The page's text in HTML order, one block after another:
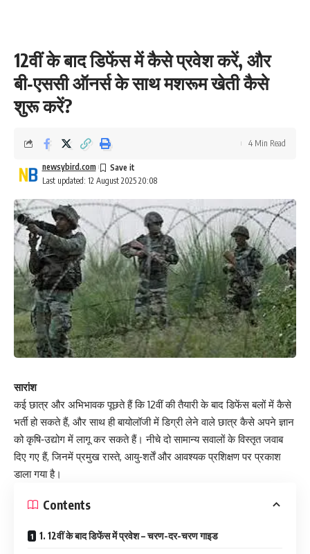
12वीं के बाद डिफेंस में कैसे प्रवेश करें, और
बी‑एससी ऑनर्स के साथ मशरूम खेती कैसे
शुरू करें?
Last updated: 12 August 2025 20:08
newsybird.com
4 Min Read
सारांश
कई छात्र और अभिभावक पूछते हैं कि 12वीं की तैयारी के बाद डिफेंस बलों में कैसे
भर्ती हो सकते हैं, और साथ ही बायोलॉजी में डिग्री लेने वाले छात्र कैसे अपने ज्ञान
को कृषि‑उद्योग में लागू कर सकते हैं। नीचे दो सामान्य सवालों के विस्तृत जवाब
दिए गए हैं, जिनमें प्रमुख रास्ते, आयु‑शर्तें और आवश्यक प्रशिक्षण पर प्रकाश
डाला गया है।
Contents
1. 12वीं के बाद डिफेंस में प्रवेश – चरण-दर-चरण गाइड